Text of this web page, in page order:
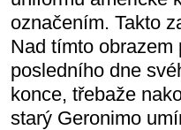
označením. Takto
Nad tímto
posledního dne
konce, třebaže
starý Geronimo